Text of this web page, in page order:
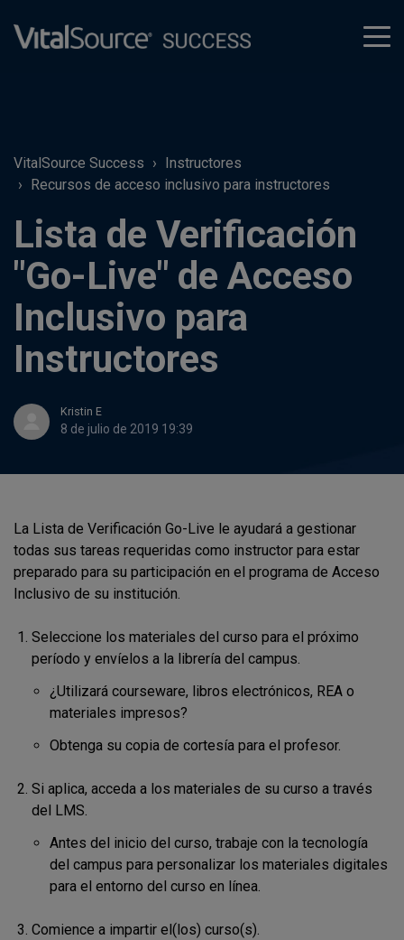
VitalSource Success
Instructores
Recursos de acceso inclusivo para instructores
Lista de Verificación
"Go-Live" de Acceso
Inclusivo para
Instructores
Kristin E
8 de julio de 2019 19:39
La Lista de Verificación Go-Live le ayudará a gestionar
todas sus tareas requeridas como instructor para estar
preparado para su participación en el programa de Acceso
Inclusivo de su institución.
Seleccione los materiales del curso para el próximo
período y envíelos a la librería del campus.
¿Utilizará courseware, libros electrónicos, REA o
materiales impresos?
Obtenga su copia de cortesía para el profesor.
Si aplica, acceda a los materiales de su curso a través
del LMS.
Antes del inicio del curso, trabaje con la tecnología
del campus para personalizar los materiales digitales
para el entorno del curso en línea.
Comience a impartir el(los) curso(s).